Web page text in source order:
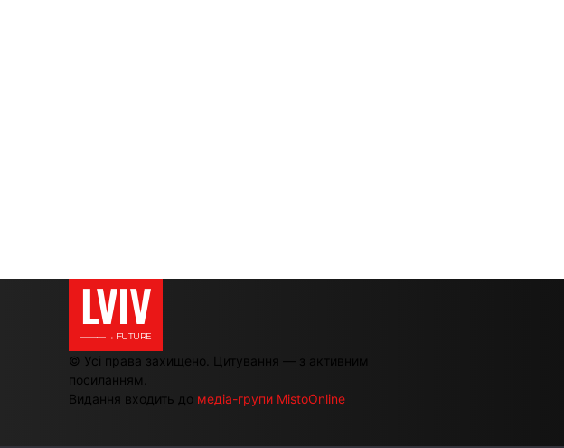
LVIV
———→ FUTURE
© Усі права захищено. Цитування — з активним
посиланням.
Видання входить до медіа-групи MistoOnline